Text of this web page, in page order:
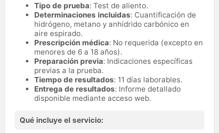
Tipo de prueba: Test de aliento.
Determinaciones incluidas: Cuantificación de
hidrógeno, metano y anhídrido carbónico en
aire espirado.
Prescripción médica: No requerida (excepto en
menores de 6 a 18 años).
Preparación previa: Indicaciones específicas
previas a la prueba.
Tiempo de resultados: 11 días laborables.
Entrega de resultados: Informe detallado
disponible mediante acceso web.
Qué incluye el servicio: